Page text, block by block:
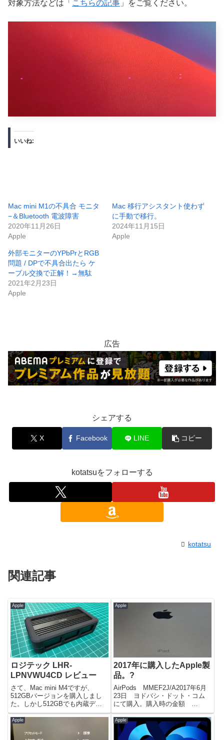
対象方法などは「 こちらの記事 」をご覧ください。
いいね:
Mac mini M1の不具合 モニタ
−＆Bluetooth 電波障害
2020年11月26日
Apple
Mac 移行アシスタント使わず
に手動で移行。
2024年11月15日
Apple
外部モニターのYPbPrとRGB
問題 / DPで不具合出たら ケ
ーブル交換で正解！→無駄
2021年2月23日
Apple
広告
シェアする
X Facebook LINE コピー
kotatsuをフォローする
kotatsu
関連記事
Apple
ロジテック LHR-
LPNVWU4CD レビュー
さて、Mac mini M4ですが、
512GBバージョンを購入しまし
た。しかし512GBでも内蔵ディ
スク容量は少ない。しかし今の
Mac miniはThunderbolt4を搭載し
ており外付けディスクで40Gbps
での速度での接続が可能です。...
Apple
2017年に購入したApple製
品。?
AirPods MMEF2J/A2017年6月
23日 ヨドバシ・ドット・コム
にて購入。購入時の金額
￥18,140入院中にMacやiPhoneで
の音声を聞くのに利用していまし
た。かなり重宝しましたね。同一
iCloud設定してたらかなり簡単
Apple Apple